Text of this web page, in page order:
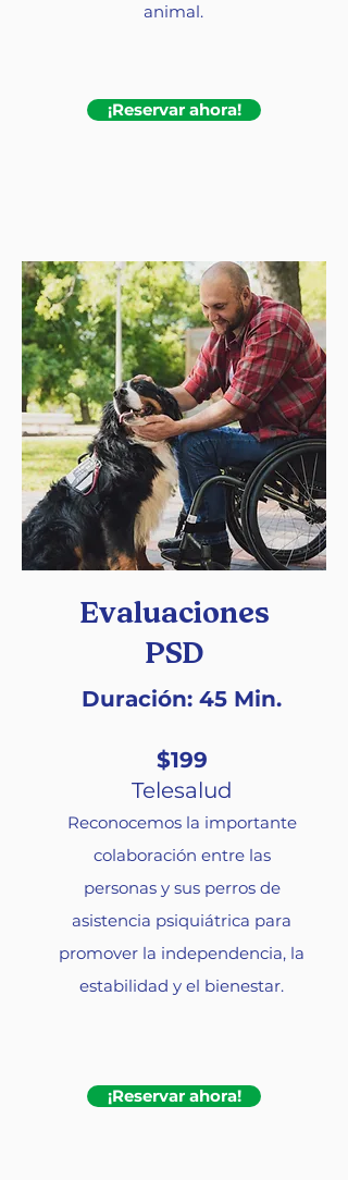
animal.
¡Reservar ahora!
Evaluaciones
PSD
Duración: 45 Min.
$199
Telesalud
Reconocemos la importante
colaboración entre las
personas y sus perros de
asistencia psiquiátrica para
promover la independencia, la
estabilidad y el bienestar.
¡Reservar ahora!